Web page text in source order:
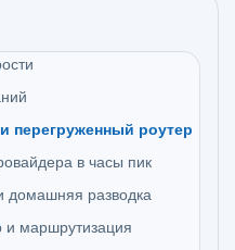
перегруженный роутер
в часы пик
домашняя разводка
и маршрутизация